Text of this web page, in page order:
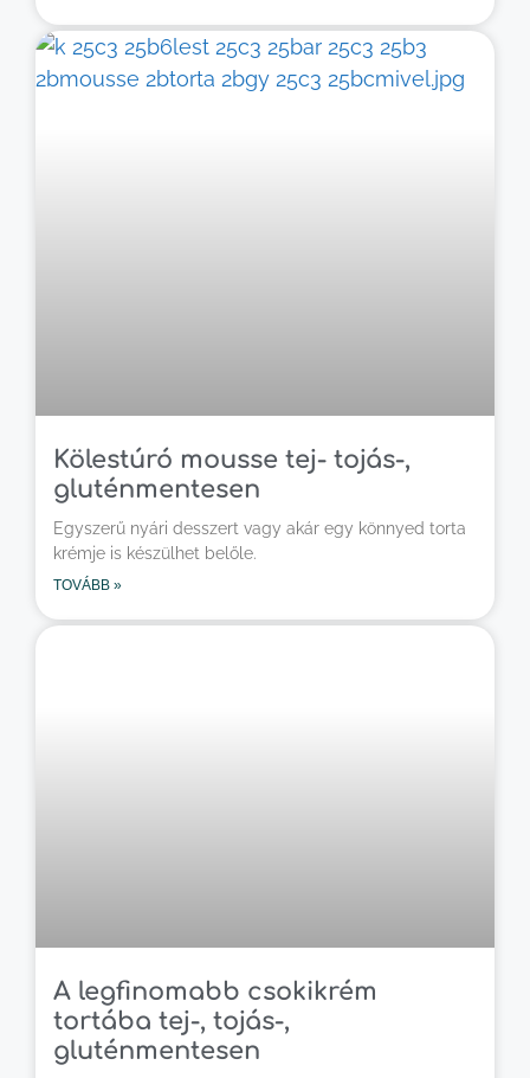
Kölestúró mousse tej- tojás-,
gluténmentesen
Egyszerű nyári desszert vagy akár egy könnyed torta
krémje is készülhet belőle.
TOVÁBB »
A legfinomabb csokikrém
tortába tej-, tojás-,
gluténmentesen